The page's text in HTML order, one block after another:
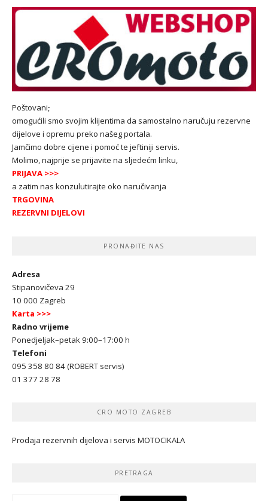
Poštovani,
omogućili smo svojim klijentima da samostalno naručuju rezervne
dijelove i opremu preko našeg portala.
Jamčimo dobre cijene i pomoć te jeftiniji servis.
Molimo, najprije se prijavite na sljedećm linku,
PRIJAVA >>>
a zatim nas konzulutirajte oko naručivanja
TRGOVINA
REZERVNI DIJELOVI
PRONAĐITE NAS
Adresa
Stipanovičeva 29
10 000 Zagreb
Karta >>>
Radno vrijeme
Ponedjeljak–petak 9:00–17:00 h
Telefoni
095 358 80 84 (ROBERT servis)
01 377 28 78
CRO MOTO ZAGREB
Prodaja rezervnih dijelova i servis MOTOCIKALA
PRETRAGA